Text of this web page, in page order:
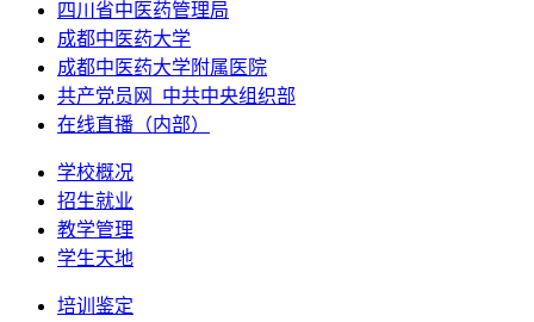
四川省中医药管理局
成都中医药大学
成都中医药大学附属医院
共产党员网_中共中央组织部
在线直播（内部）
学校概况
招生就业
教学管理
学生天地
培训鉴定